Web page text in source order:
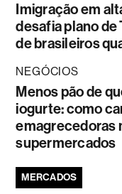
Imigração em
desafia plano
de brasileiros
NEGÓCIOS
Menos pão de
iogurte: como
emagrecedoras
supermercados
MERCADOS